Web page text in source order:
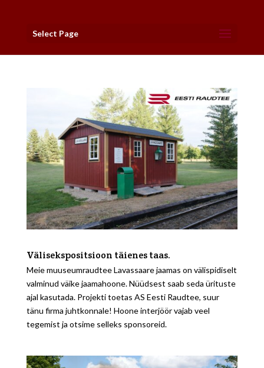
Select Page
Välisekspositsioon täienes taas.
Meie muuseumraudtee Lavassaare jaamas on välispidiselt
valminud väike jaamahoone. Nüüdsest saab seda ürituste
ajal kasutada. Projekti toetas AS Eesti Raudtee, suur
tänu firma juhtkonnale! Hoone interjöör vajab veel
tegemist ja otsime selleks sponsoreid.